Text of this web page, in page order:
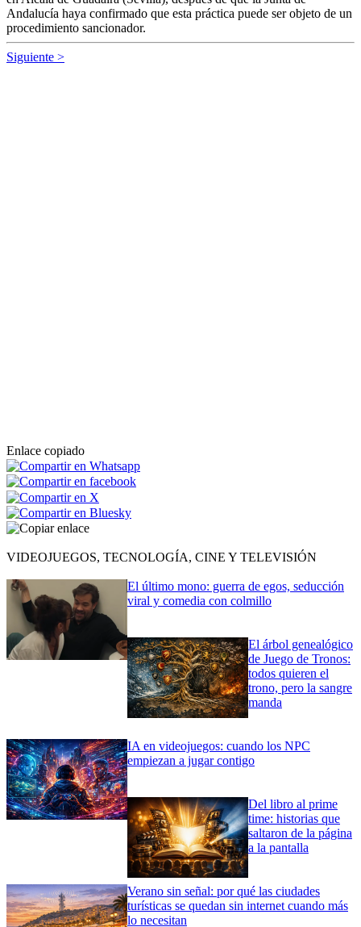
Andalucía haya confirmado que esta práctica puede ser objeto de un
procedimiento sancionador.
Siguiente >
Enlace copiado
VIDEOJUEGOS, TECNOLOGÍA, CINE Y TELEVISIÓN
El último mono: guerra de egos, seducción
viral y comedia con colmillo
El árbol genealógico
de Juego de Tronos:
todos quieren el
trono, pero la sangre
manda
IA en videojuegos: cuando los NPC
empiezan a jugar contigo
Del libro al prime
time: historias que
saltaron de la página
a la pantalla
Verano sin señal: por qué las ciudades
turísticas se quedan sin internet cuando más
lo necesitan